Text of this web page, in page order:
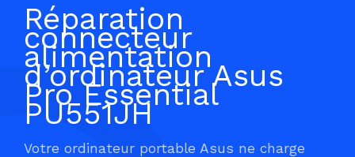
Réparation
connecteur
alimentation
d’ordinateur Asus
Pro Essential
PU551JH
Votre ordinateur portable Asus ne charge